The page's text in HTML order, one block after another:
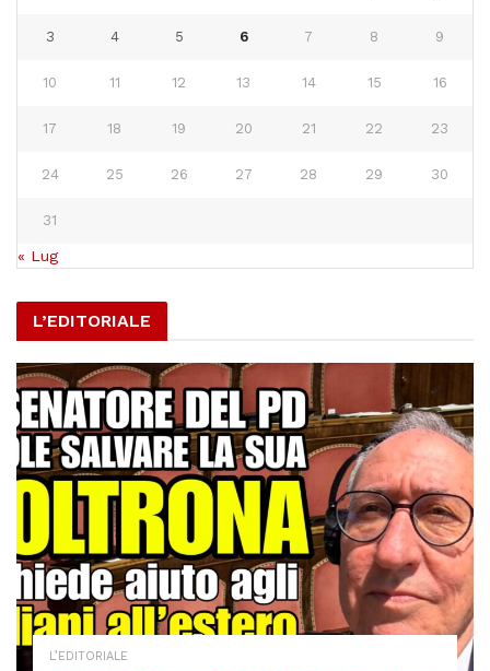
3 4 5 6 7 8 9
10 11 12 13 14 15 16
17 18 19 20 21 22 23
24 25 26 27 28 29 30
31
« Lug
L’EDITORIALE
L’EDITORIALE